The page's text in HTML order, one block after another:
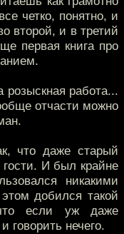
четко, понятно, и
второй, и в третий
первая книга про
розыскная работа...
отчасти можно
что даже старый
гости. И был крайне
никакими
добился такой
что если уж даже
говорить нечего.